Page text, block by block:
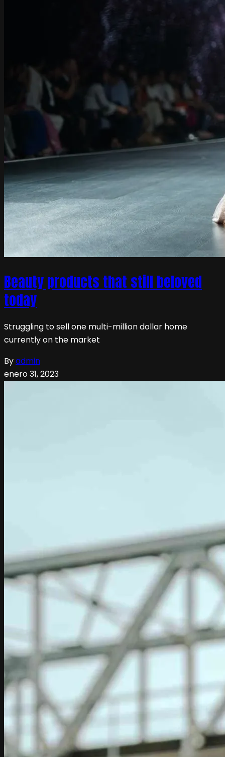
Beauty products that still beloved
today
Struggling to sell one multi-million dollar home
currently on the market
Byadmin
enero 31, 2023